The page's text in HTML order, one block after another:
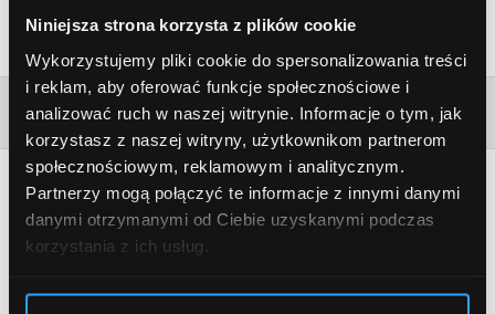
Niniejsza strona korzysta z plików cookie
Wykorzystujemy pliki cookie do spersonalizowania treści
i reklam, aby oferować funkcje społecznościowe i
analizować ruch w naszej witrynie. Informacje o tym, jak
korzystasz z naszej witryny, użytkownikom partnerom
społecznościowym, reklamowym i analitycznym.
Partnerzy mogą połączyć te informacje z innymi danymi
danymi otrzymanymi od Ciebie uzyskanymi podczas
korzystania z ich usług.
605 905 608
pn - pt: 9:00-21:00, sb: 9:00-16:00
Adresy Klinik
Nasze Placówki
WARSZAWA
(Warszawa – Mokotów)
KATOWICE